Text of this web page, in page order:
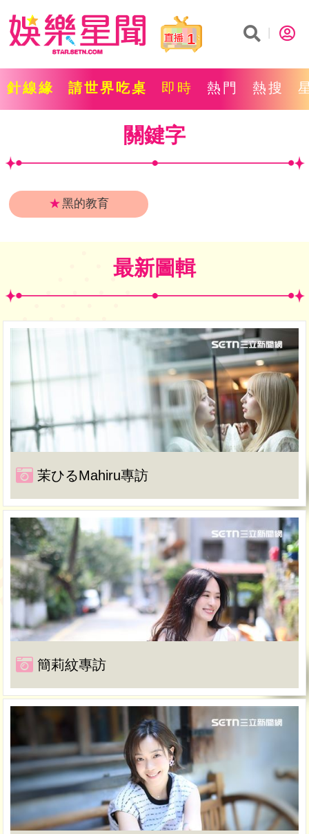
1
針線緣 請世界吃桌 即時 熱門 熱搜
關鍵字
★黑的教育
最新圖輯
茉ひるMahiru專訪
簡莉紋專訪